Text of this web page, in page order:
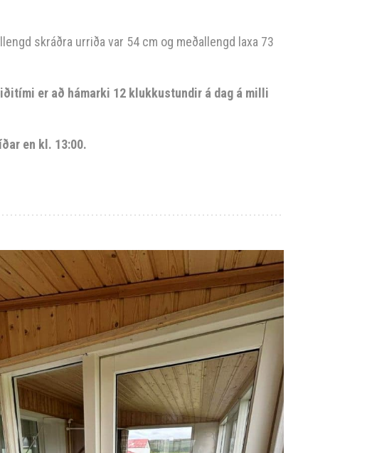
skráðra urriða var 54 cm og meðallengd laxa 73
er að hámarki 12 klukkustundir á dag á milli
en kl. 13:00.